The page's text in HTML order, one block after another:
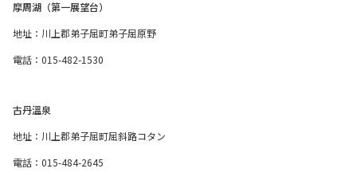
摩周湖（第一展望台）
地址：川上郡弟子屈町弟子屈原野
電話：015-482-1530
古丹溫泉
地址：川上郡弟子屈町屈斜路コタン
電話：015-484-2645